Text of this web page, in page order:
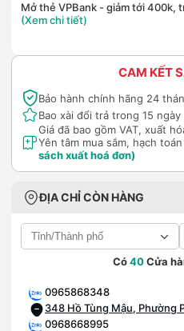
Mở thẻ VPBank - giảm tới 400k,
(Xem chi tiết)
CAM KẾT
Bảo hành chính hãng 24
Bao xài đổi trả trong 15 ngày
Giá đã bao gồm VAT, xuất
Yên tâm mua sắm, hạch
sách xuất hoá đơn)
ĐỊA CHỈ CÒN HÀNG
Có40Cửa
0965868348
348 Hồ Tùng Mậu, Phường
0968668995